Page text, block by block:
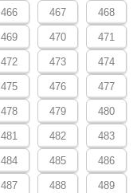
466 467 468
469 470 471
472 473 474
475 476 477
478 479 480
481 482 483
484 485 486
487 488 489